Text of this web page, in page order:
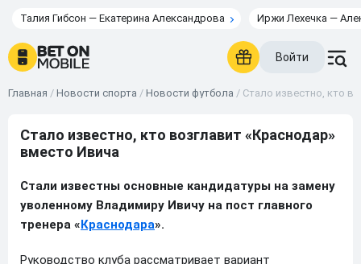
Талия Гибсон — Екатерина Александрова Иржи Лехечка —
Войти
Главная / Новости спорта / Новости футбола / Стало известно, кто
Стало известно, кто возглавит «Краснодар»
вместо Ивича
Стали известны основные кандидатуры на замену
уволенному Владимиру Ивичу на пост главного
тренера «Краснодара».
Руководство клуба рассматривает вариант